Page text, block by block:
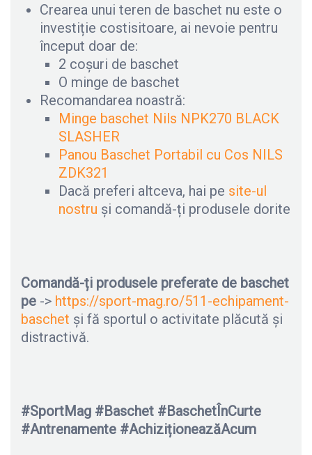
Crearea unui teren de baschet nu este o
investiție costisitoare, ai nevoie pentru
început doar de:
2 coșuri de baschet
O minge de baschet
Recomandarea noastră:
Minge baschet Nils NPK270 BLACK
SLASHER
Panou Baschet Portabil cu Cos NILS
ZDK321
Dacă preferi altceva, hai pe site-ul
nostru și comandă-ți produsele dorite
Comandă-ți produsele preferate de baschet
pe -> https://sport-mag.ro/511-echipament-
baschet și fă sportul o activitate plăcută și
distractivă.
#SportMag #Baschet #BaschetÎnCurte
#Antrenamente #AchiziționeazăAcum